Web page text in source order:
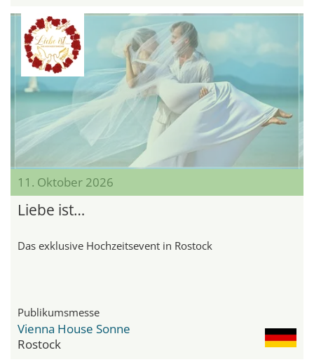
11. Oktober 2026
Liebe ist…
Das exklusive Hochzeitsevent in Rostock
Publikumsmesse
Vienna House Sonne
Rostock